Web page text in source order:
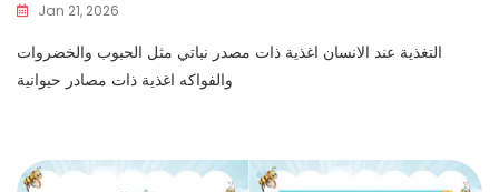
Jan 21, 2026
التغذية عند الانسان اغذية ذات مصدر نباتي مثل الحبوب والخضروات
والفواكه اغذية ذات مصادر حيوانية